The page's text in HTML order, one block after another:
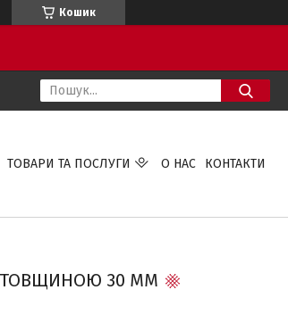
Кошик
ТОВАРИ ТА ПОСЛУГИ О НАС КОНТАКТИ
ТОВЩИНОЮ 30 ММ